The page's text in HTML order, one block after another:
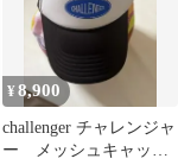
¥8,900
challenger チャレンジャ
ー メッシュキャッ